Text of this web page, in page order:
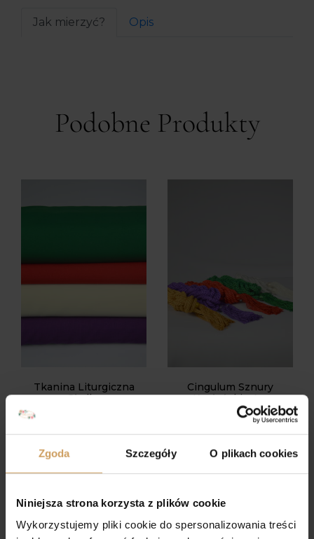
Zgoda Szczegóły O plikach cookies
Niniejsza strona korzysta z plików cookie
Wykorzystujemy pliki cookie do spersonalizowania treści
Jak mierzyć? Opis
Podobne Produkty
Tkanina Liturgiczna
Gładka
Cingulum Sznury
Kapłańskie 4m
25,00zł